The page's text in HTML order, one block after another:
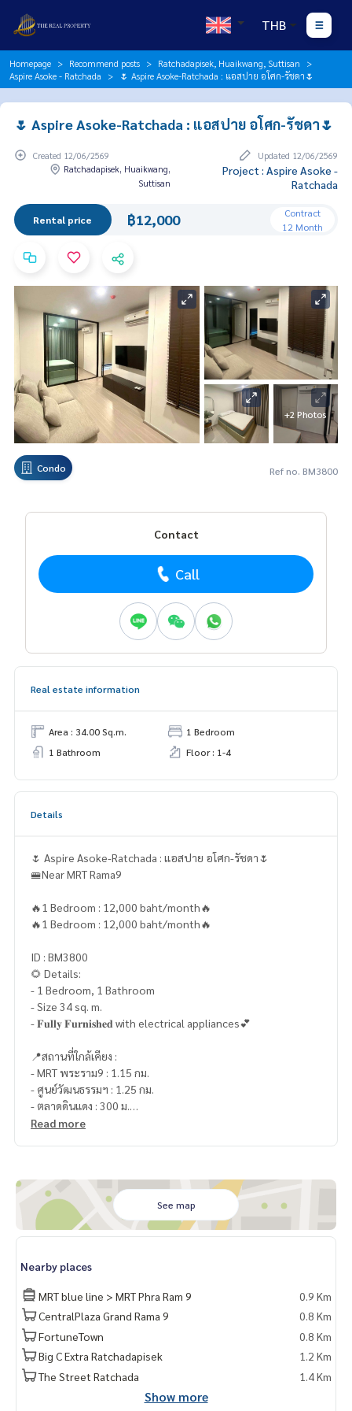
THB
Homepage Recommend posts
Ratchadapisek, Huaikwang, Suttisan
Aspire Asoke - Ratchada
🌷 Aspire Asoke-Ratchada : แอสปาย อโศก-รัชดา🌷
🌷 Aspire Asoke-Ratchada : แอสปาย อโศก-รัชดา🌷
Created 12/06/2569
Updated 12/06/2569
Ratchadapisek, Huaikwang,
Suttisan
Project : Aspire Asoke -
Ratchada
Rental price ฿12,000
Contract
12 Month
+2 Photos
Condo Ref no. BM3800
Contact
Call
Real estate information
Area : 34.00 Sq.m.
1 Bedroom
1 Bathroom
Floor : 1-4
Details
🌷 Aspire Asoke-Ratchada : แอสปาย อโศก-รัชดา🌷
🚝Near MRT Rama9
🔥1 Bedroom : 12,000 baht/month🔥
🔥1 Bedroom : 12,000 baht/month🔥
ID : BM3800
🌻 Details:
- 1 Bedroom, 1 Bathroom
- Size 34 sq. m.
- 𝐅𝐮𝐥𝐥𝐲 𝐅𝐮𝐫𝐧𝐢𝐬𝐡𝐞𝐝 with electrical appliances💕
📍สถานที่ใกล้เคียง :
- MRT พระราม9 : 1.15 กม.
- ศูนย์วัฒนธรรมฯ : 1.25 กม.
- ตลาดดินแดง : 300 ม.
- สถานฑูตจีน : 700 ม.
- Central Plaza Grand Rama 9 : 1.1 กม.
- Fortune Town : 1.1 กม.
- Esplanade Ratchadapisek : 1.2 กม.
- The Street Ratchada : 1.7 กม.
🥰 Contact
Line : @therealproperty
Wechat : TheRealP
WhatsApp :+66 82 269 6289
Tel092-628-9945Baimint
Call
082-269-6289 Mo for EN/TH
Read more
See map
Nearby places
MRT blue line > MRT Phra Ram 9
0.9 Km
CentralPlaza Grand Rama 9
0.8 Km
FortuneTown
0.8 Km
Big C Extra Ratchadapisek
1.2 Km
The Street Ratchada
1.4 Km
Show more